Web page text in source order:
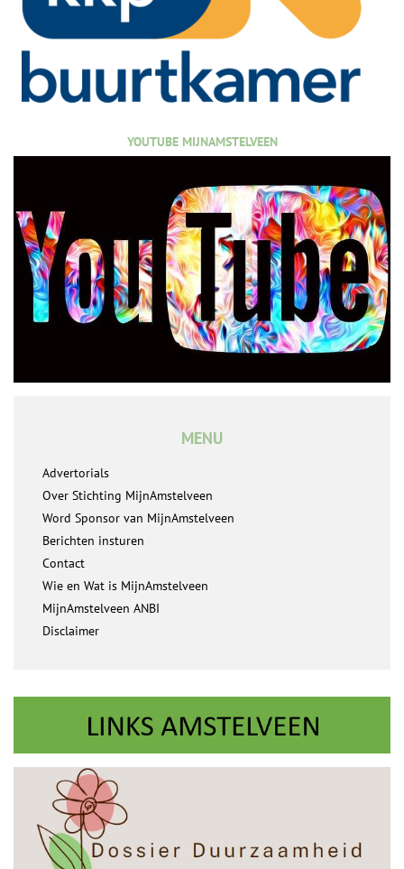
YOUTUBE MIJNAMSTELVEEN
MENU
Advertorials
Over Stichting MijnAmstelveen
Word Sponsor van MijnAmstelveen
Berichten insturen
Contact
Wie en Wat is MijnAmstelveen
MijnAmstelveen ANBI
Disclaimer